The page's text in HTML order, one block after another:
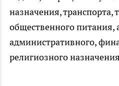
назначения, транспорта,
общественного питания,
административного,
религиозного